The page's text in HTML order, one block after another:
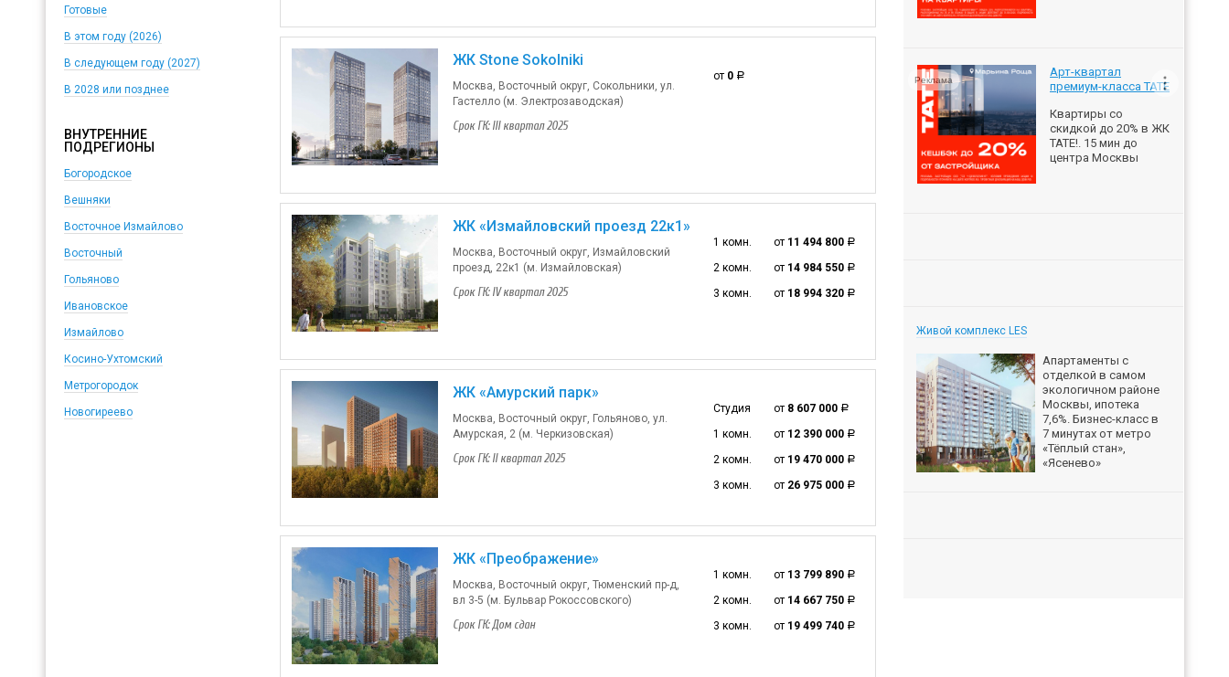
Готовые
В этом году (2026)
В следующем году (2027)
В 2028 или позднее
ВНУТРЕННИЕ
ПОДРЕГИОНЫ
Богородское
Вешняки
Восточное Измайлово
Восточный
Гольяново
Ивановское
Измайлово
Косино-Ухтомский
Метрогородок
Новогиреево
ЖК Stone Sokolniki
Москва, Восточный округ, Сокольники, ул.
Гастелло (м. Электрозаводская)
Срок ГК: III квартал 2025
от 0 a
ЖК «Измайловский проезд 22к1»
Москва, Восточный округ, Измайловский
проезд, 22к1 (м. Измайловская)
Срок ГК: IV квартал 2025
1 комн. от 11 494 800 a
2 комн. от 14 984 550 a
3 комн. от 18 994 320 a
ЖК «Амурский парк»
Москва, Восточный округ, Гольяново, ул.
Амурская, 2 (м. Черкизовская)
Срок ГК: II квартал 2025
Студия от 8 607 000 a
1 комн. от 12 390 000 a
2 комн. от 19 470 000 a
3 комн. от 26 975 000 a
ЖК «Преображение»
Москва, Восточный округ, Тюменский пр-д,
вл 3-5 (м. Бульвар Рокоссовского)
Срок ГК: Дом сдан
1 комн. от 13 799 890 a
2 комн. от 14 667 750 a
3 комн. от 19 499 740 a
Арт-квартал
премиум-класса ТАТЕ
Квартиры со
скидкой до 20% в ЖК
ТАТЕ!. 15 мин до
центра Москвы
Реклама
Живой комплекс LES
Апартаменты с
отделкой в самом
экологичном районе
Москвы, ипотека
7,6%. Бизнес-класс в
7 минутах от метро
«Тёплый стан»,
«Ясенево»